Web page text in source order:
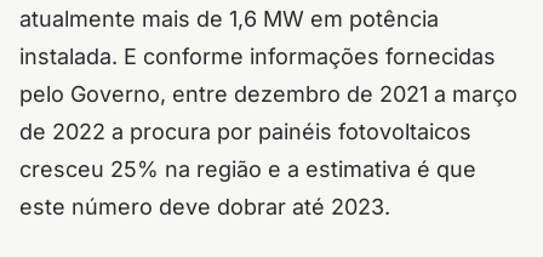
atualmente mais de 1,6 MW em potência
instalada. E conforme informações fornecidas
pelo Governo, entre dezembro de 2021 a março
de 2022 a procura por painéis fotovoltaicos
cresceu 25% na região e a estimativa é que
este número deve dobrar até 2023.